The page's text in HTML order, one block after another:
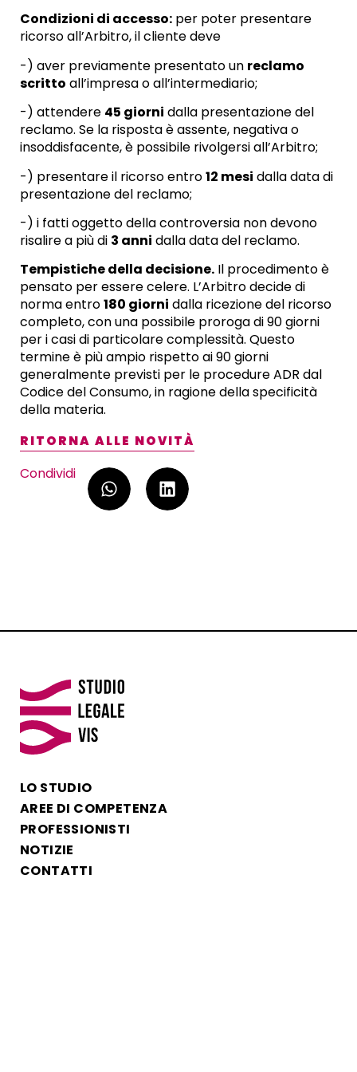
Condizioni di accesso: per poter presentare
ricorso all’Arbitro, il cliente deve
-) aver previamente presentato un reclamo
scritto all’impresa o all’intermediario;
-) attendere 45 giorni dalla presentazione del
reclamo. Se la risposta è assente, negativa o
insoddisfacente, è possibile rivolgersi all’Arbitro;
-) presentare il ricorso entro12 mesi dalla data di
presentazione del reclamo;
-) i fatti oggetto della controversia non devono
risalire a più di 3 anni dalla data del reclamo.
Tempistiche della decisione. Il procedimento è
pensato per essere celere. L’Arbitro decide di
norma entro180 giorni dalla ricezione del ricorso
completo, con una possibile proroga di 90 giorni
per i casi di particolare complessità. Questo
termine è più ampio rispetto ai 90 giorni
generalmente previsti per le procedure ADR dal
Codice del Consumo, in ragione della specificità
della materia.
RITORNA ALLE NOVITÀ
Condividi
LO STUDIO
AREE DI COMPETENZA
PROFESSIONISTI
NOTIZIE
CONTATTI